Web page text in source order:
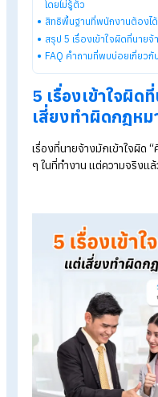
รู้จักโปรแกรม HR
โปรแกรมคำนว
ระบบลงเวลาทำง
ราคาโปรแกรมเ
ทดลองใช้งานฟรี
โดยไม่รู้ตัว
สิทธิพื้นฐานที่พนักงาน
สรุป 5 เรื่องเข้าใจผิด
FAQ คำถามที่พบบ่อยเ
5 เรื่องเข้าใจ
เสี่ยงทำผิดก